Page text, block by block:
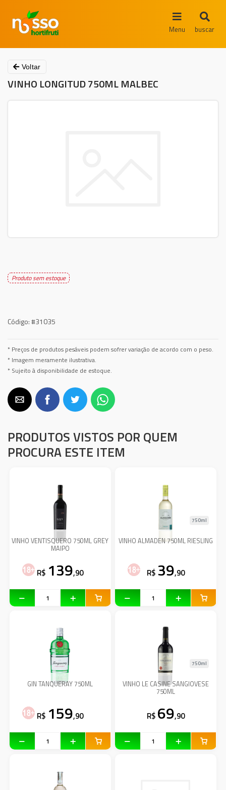
Menu buscar
Voltar
VINHO LONGITUD 750ML MALBEC
Produto sem estoque
Código:#31035
* Preços de produtos pesáveis podem sofrer variação de acordo com o peso.
* Imagem meramente ilustrativa.
* Sujeito à disponibilidade de estoque.
PRODUTOS VISTOS POR QUEM
PROCURA ESTE ITEM
VINHO VENTISQUERO 750ML GREY
MAIPO
R$ 139,90
VINHO ALMADEN 750ML RIESLING
750ml
R$ 39,90
GIN TANQUERAY 750ML
R$ 159,90
VINHO LE CASINE SANGIOVESE
750ML
750ml
R$ 69,90